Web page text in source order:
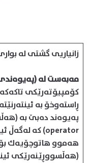
زانیاریی گشتی له
مه‌به‌ست له (په‌یوه‌ندی
كۆمپیۆته‌رێكی
ڕاسته‌وخۆ به
operator) كه له‌گه‌ڵ ئینته‌رنێتدا په‌یوه‌ندیی هه‌یه.
هه‌موو هاتوچۆیه‌ك بۆ